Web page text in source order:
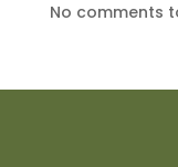
No comments